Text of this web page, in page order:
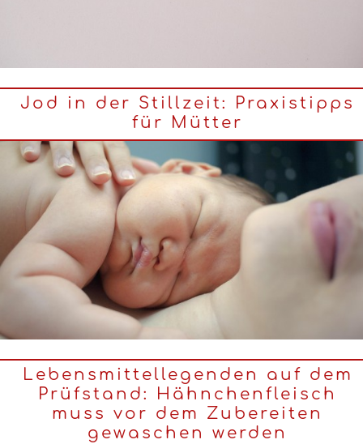
Jod in der Stillzeit: Praxistipps
für Mütter
Lebensmittellegenden auf dem
Prüfstand: Hähnchenfleisch
muss vor dem Zubereiten
gewaschen werden